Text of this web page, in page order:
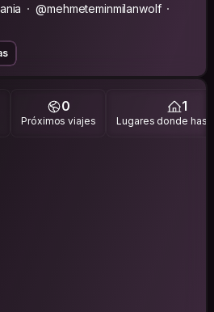
@mehmeteminmilanwolf
0
Próximos viajes
1
Lugares donde has